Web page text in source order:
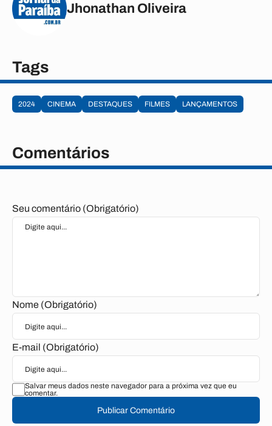
Jhonathan Oliveira
Tags
2024 CINEMA DESTAQUES FILMES LANÇAMENTOS
Comentários
Seu comentário (Obrigatório)
Nome (Obrigatório)
E-mail (Obrigatório)
Salvar meus dados neste navegador para a próxima vez que eu
comentar.
Publicar Comentário